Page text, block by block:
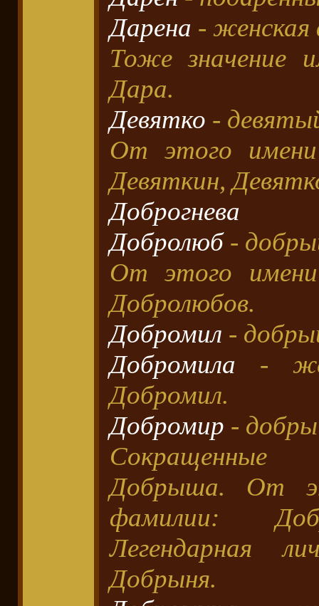
Дарена - женская
Тоже значение
Дара.
Девятко -
От этого
Девяткин,
Доброгнева
Добролюб-
От этого
Добролюбов.
Добромил -
Добромила -
Добромил.
Добромир -
Добрыша. От
фамилии:
Легендарная
Добрыня.